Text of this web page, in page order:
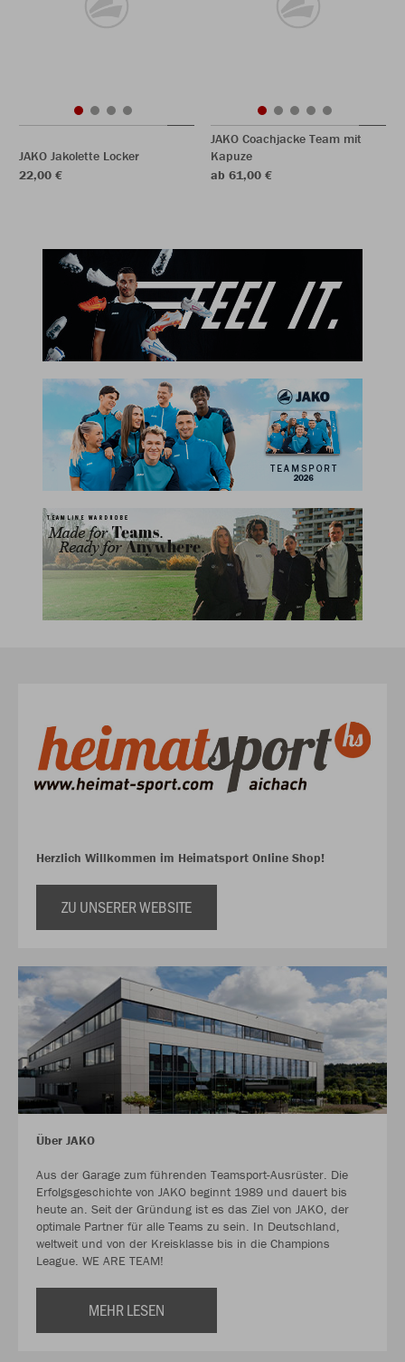
JAKO Jakolette Locker
22,00 €
JAKO Coachjacke Team mit
Kapuze
ab 61,00 €
Herzlich Willkommen im Heimatsport Online Shop!
ZU UNSERER WEBSITE
Über JAKO
Aus der Garage zum führenden Teamsport-Ausrüster. Die
Erfolgsgeschichte von JAKO beginnt 1989 und dauert bis
heute an. Seit der Gründung ist es das Ziel von JAKO, der
optimale Partner für alle Teams zu sein. In Deutschland,
weltweit und von der Kreisklasse bis in die Champions
League. WE ARE TEAM!
MEHR LESEN